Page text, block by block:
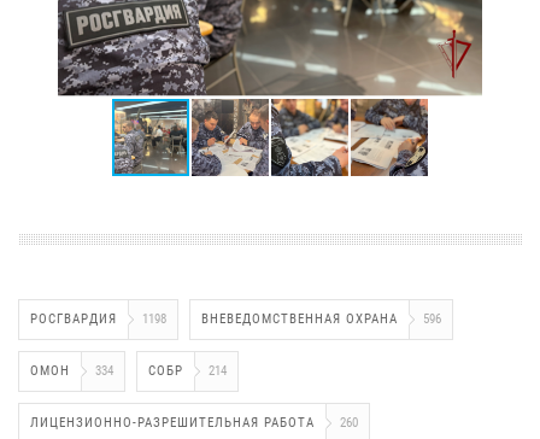
РОСГВАРДИЯ 1198 ВНЕВЕДОМСТВЕННАЯ ОХРАНА 596
ОМОН 334 СОБР 214
ЛИЦЕНЗИОННО-РАЗРЕШИТЕЛЬНАЯ РАБОТА 260